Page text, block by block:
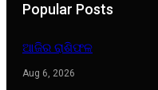
Popular Posts
ଆଜିର ରାଶିଫଳ
Aug 6, 2026